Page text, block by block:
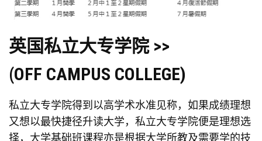
英国私立大专学院 >>
(OFF CAMPUS COLLEGE)
私立大专学院得到以高学术水准见称，如果成绩理想
又想以最快捷径升读大学，私立大专学院便是理想选
择，大学基础班课程亦是根据大学所教及需要学的技